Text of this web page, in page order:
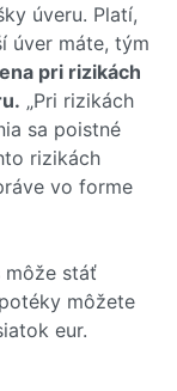
úveru. Platí,
úver máte, tým
pri rizikách
„Pri rizikách
sa poistné
rizikách
vo forme
môže stáť
môžete
eur.